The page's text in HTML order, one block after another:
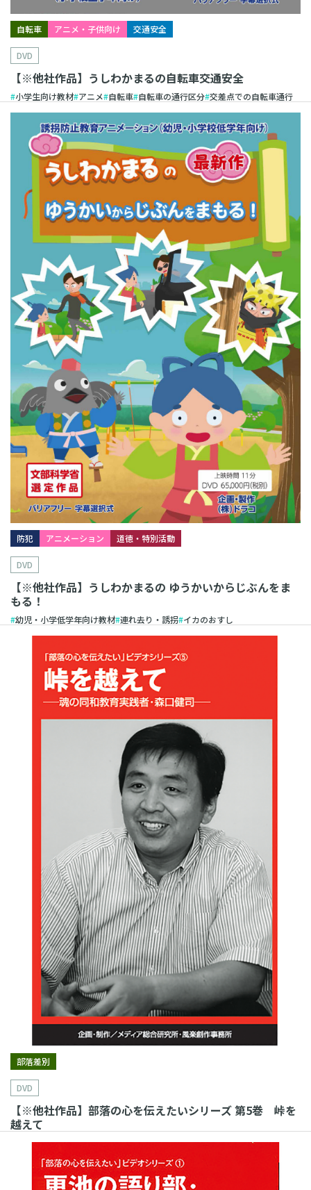
自転車 アニメ・子供向け 交通安全
DVD
【※他社作品】うしわかまるの自転車交通安全
小学生向け教材 アニメ 自転車 自転車の通行区分 交差点での自転車通行
防犯 アニメーション 道徳・特別活動
DVD
【※他社作品】うしわかまるの ゆうかいからじぶんをま
もる！
幼児・小学低学年向け教材 連れ去り・誘拐 イカのおすし
部落差別
DVD
【※他社作品】部落の心を伝えたいシリーズ 第5巻 峠を
越えて